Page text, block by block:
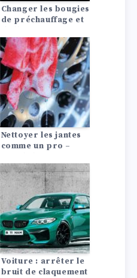
Changer les bougies
de préchauffage et
comment ça marche
!
Nettoyer les jantes
comme un pro –
nettoyage des jantes
Voiture : arrêter le
bruit de claquement